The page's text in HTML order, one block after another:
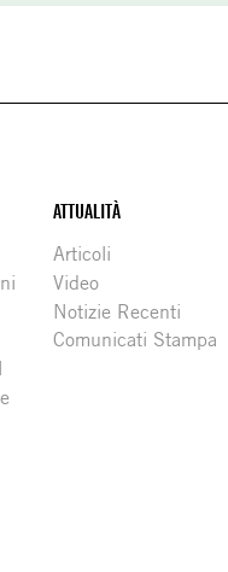
ATTUALITÀ
Articoli
Video
Notizie Recenti
Comunicati Stampa